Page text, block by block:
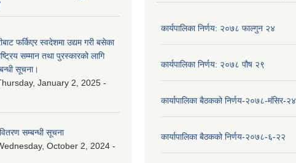
फर्किएर स्वदेशमा उद्यम गरी बसेका
सम्मान तथा पुरस्कारको लागि
सूचना।
January 2, 2025 -
सम्बन्धी सूचना
October 2, 2024 -
कार्यपालिका निर्णय: २०७८ फाल्गुन २४
कार्यपालिका निर्णय: २०७८ पौष २९
कार्यापालिका बैठकको निर्णय-२०७८-मंसिर-२४
कार्यापालिका बैठकको निर्णय-२०७८-६-२२